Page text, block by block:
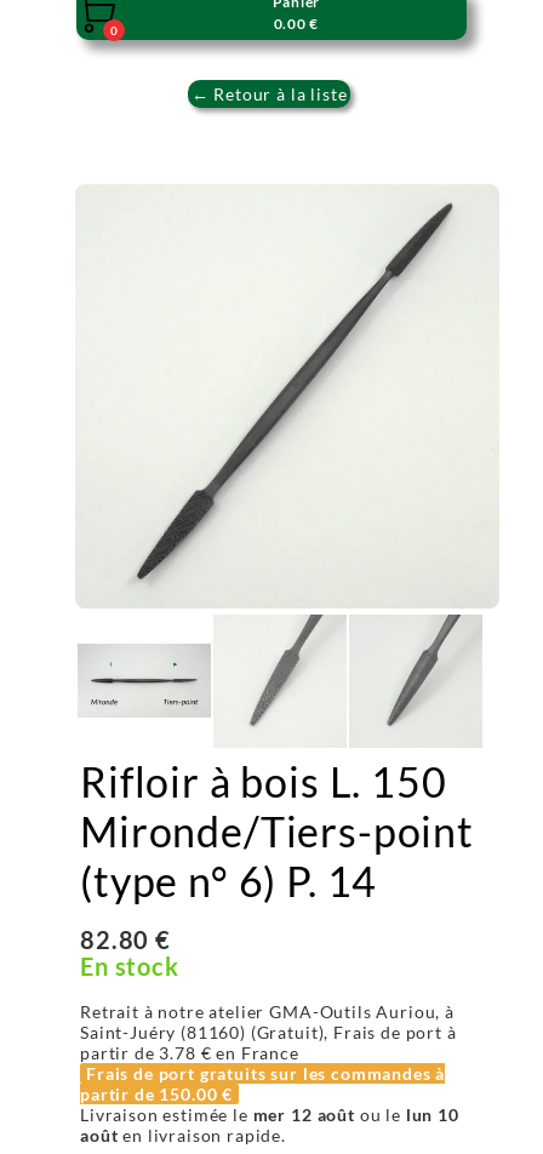

0
0.00 €
← Retour à la liste
Rifloir à bois L. 150
Mironde/Tiers-point
(type n° 6) P. 14
82.80 €
En stock
Retrait à notre atelier GMA-Outils Auriou, à
Saint-Juéry (81160) (Gratuit), Frais de port à
partir de 3.78 € en France
Frais de port gratuits sur les commandes à
partir de 150.00 €
Livraison estimée le mer 12 août ou le lun 10
août en livraison rapide.